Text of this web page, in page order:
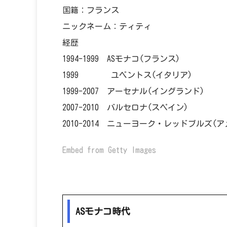
国籍：フランス
ニックネーム：ティティ
経歴
1994-1999 ASモナコ(フランス)
1999 ユベントス(イタリア)
1999-2007 アーセナル(イングランド)
2007-2010 バルセロナ(スペイン)
2010-2014 ニューヨーク・レッドブルズ(ア
Embed from Getty Images
ASモナコ時代